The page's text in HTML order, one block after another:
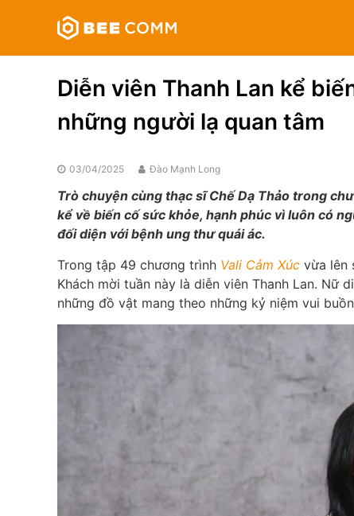
Bee
Comm
Truyền
đa
tiện
Diễn viên Thanh Lan kể
những người lạ quan tâm
03/04/2025 Đào Mạnh Long
Trò chuyện cùng thạc sĩ Chế Dạ Thảo trong
kể về biến cố sức khỏe, hạnh phúc vì luôn có
đối diện với bệnh ung thư quái ác.
Trong tập 49 chương trình Vali Cảm Xúc vừa lên
Khách mời tuần này là diễn viên Thanh Lan. Nữ
những đồ vật mang theo những kỷ niệm vui